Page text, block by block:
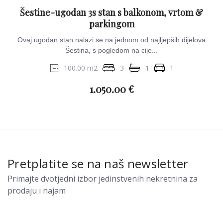
Šestine-ugodan 3s stan s balkonom, vrtom &
parkingom
Ovaj ugodan stan nalazi se na jednom od najljepših dijelova
Šestina, s pogledom na cije...
100.00 m2 3 1 1
1.050.00 €
Pretplatite se na naš newsletter
Primajte dvotjedni izbor jedinstvenih nekretnina za
prodaju i najam